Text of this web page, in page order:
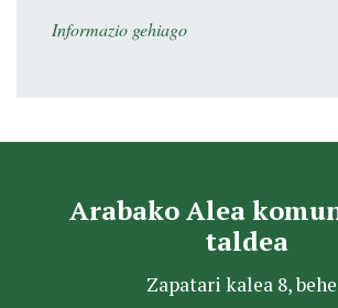
Informazio gehiago
Arabako Alea
taldea
Zapatari kalea 8,